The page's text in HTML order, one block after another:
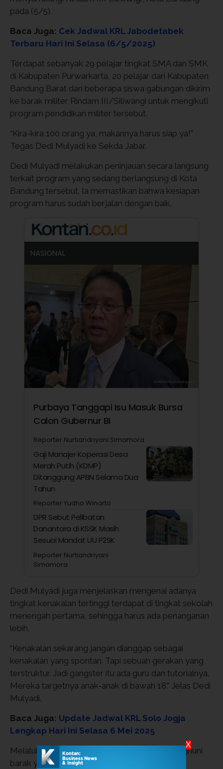
pada (5/5).
Baca Juga: Cek Jadwal KRL Jabodetabek
Terbaru Hari Ini Selasa (6/5/2025)
Terdapat sebanyak 29 pelajar tingkat SMA dan SMK
di Kabupaten Purwarkarta, 20 pelajar dari Kabupaten
Bandung Barat dan beberapa siswa gabungan dikirim
ke barak militer Rindam III/Siliwangi untuk mengikuti
program pendidikan militer tersebut.
“Kira-kira 100 orang ya, makannya harus siap ya!”
Tegas Dedi Mulyadi ke Sekda Jabar.
Dedi Mulyadi melakukan peninjauan secara langsung
terkait program yang sedang berlangsung di Kota
Bandung tersebut. Ia memastikan bahwa kesiapan
program harus sudah berjalan dengan baik.
NASIONAL
Purbaya Tanggapi Isu Masuk Bursa
Calon Gubernur BI
Reporter Nurtiandriyani Simamora
Gaji Manajer Koperasi Desa
Merah Putih (KDMP)
Ditanggung APBN Selama Dua
Tahun
Reporter Yudho Winarto
DPR Sebut Pelibatan
Danantara di KSSK Masih
Sesuai Mandat UU P2SK
Reporter Nurtiandriyani
Simamora
Dedi Mulyadi juga menjelaskan mengenai adanya
tingkat kenakalan tertinggi terdapat di tingkat sekolah
menengah pertama, sehingga harus ada penanganan
lebih.
“Kenakalan sekarang jangan dianggap sebagai
kenakalan yang spontan. Tapi sebuah gerakan yang
terstruktur. Jadi gangster itu ada guru dan tutorialnya.
Mereka targetnya anak-anak di bawah 18.” Jelas Dedi
Mulyadi.
Baca Juga: Update Jadwal KRL Solo Jogja
Lengkap Hari Ini Selasa 6 Mei 2025
Melalui videonya, Dedi menghampiri para penghuni
barak yang merupakan pelajar dengan perilaku
X